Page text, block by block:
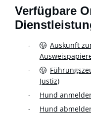
Verfügbare
Auskunft
Justiz)
Hund
Hund